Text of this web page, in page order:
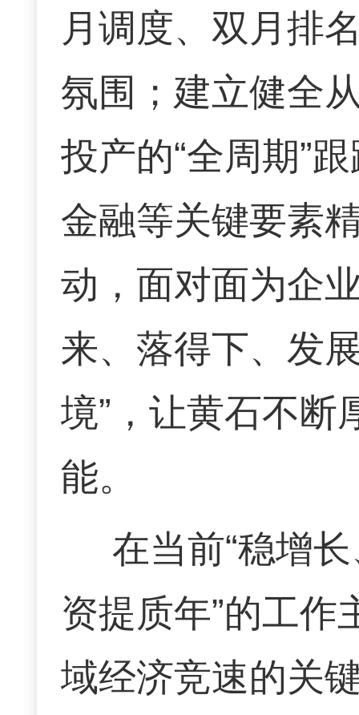
月调度、双月排
氛围；建立健全
投产的“全周期”
金融等关键要素
动，面对面为企
来、落得下、发
境”，让黄石不断
能。
在当前“稳增
资提质年”的工作
域经济竞速的关